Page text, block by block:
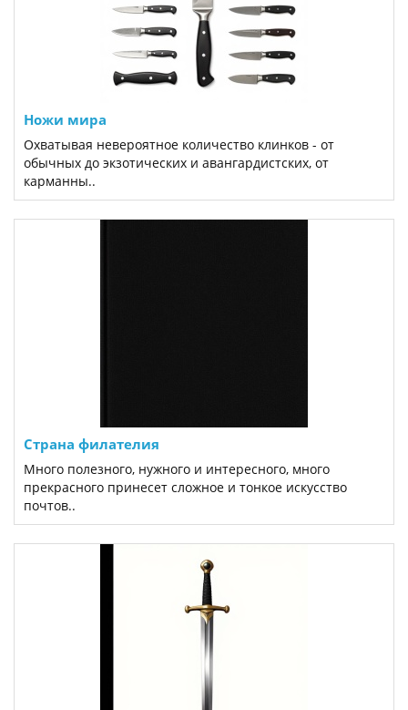
Ножи мира
Охватывая невероятное количество клинков - от
обычных до экзотических и авангардистских, от
карманны..
Страна филателия
Много полезного, нужного и интересного, много
прекрасного принесет сложное и тонкое искусство
почтов..